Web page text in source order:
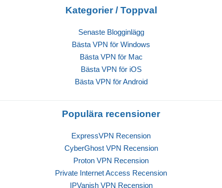
Kategorier / Toppval
Senaste Blogginlägg
Bästa VPN för Windows
Bästa VPN för Mac
Bästa VPN för iOS
Bästa VPN för Android
Populära recensioner
ExpressVPN Recension
CyberGhost VPN Recension
Proton VPN Recension
Private Internet Access Recension
IPVanish VPN Recension